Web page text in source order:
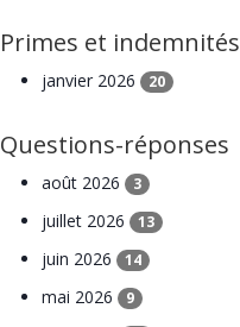
Primes et indemnités
janvier 2026 20
Questions-réponses
août 2026 3
juillet 2026 13
juin 2026 14
mai 2026 9